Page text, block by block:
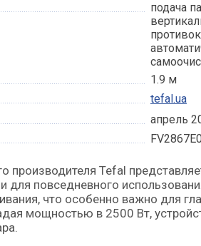
подача
1.9 м
tefal.ua
апрель
FV2867E0
повседневного
что особенно важно для
мощностью в 2500 Вт,